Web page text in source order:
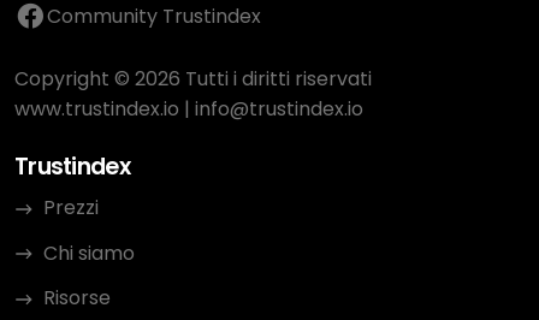
Community Trustindex
Copyright © 2026 Tutti i diritti riservati
www.trustindex.io | info@trustindex.io
Trustindex
Prezzi
Chi siamo
Risorse